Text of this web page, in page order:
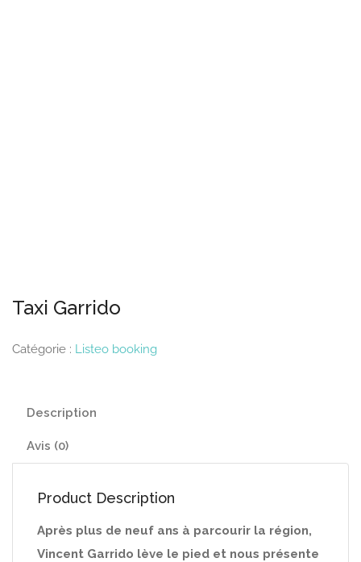
Taxi Garrido
Catégorie : Listeo booking
Description
Avis (0)
Product Description
Après plus de neuf ans à parcourir la région,
Vincent Garrido lève le pied et nous présente